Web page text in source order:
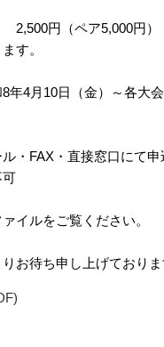
2,500円（ペア5,000円
す。
年4月10日（金）～各大
・FAX・直接窓口にて申
イルをご覧ください。
お待ち申し上げておりま